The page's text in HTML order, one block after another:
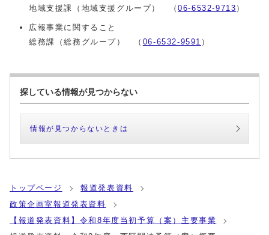
地域支援課（地域支援グループ） （06-6532-9713 ）
広報事業に関すること
総務課（総務グループ） （ 06-6532-9591 ）
探している情報が見つからない
情報が見つからないときは
トップページ
報道発表資料
政策企画室報道発表資料
【報道発表資料】令和8年度当初予算（案）主要事業